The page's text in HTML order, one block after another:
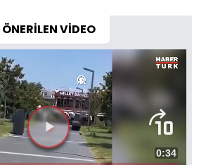
ÖNERİLEN VİDEO
Videoyu
Toplam
0:34